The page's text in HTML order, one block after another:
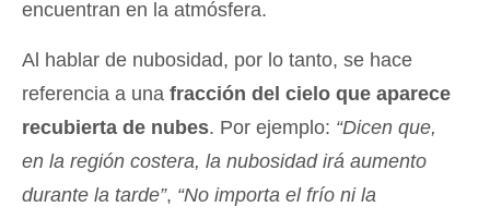
encuentran en la atmósfera.
Al hablar de nubosidad, por lo tanto, se hace
referencia a una fracción del cielo que aparece
recubierta de nubes. Por ejemplo: “Dicen que,
en la región costera, la nubosidad irá aumento
durante la tarde”, “No importa el frío ni la